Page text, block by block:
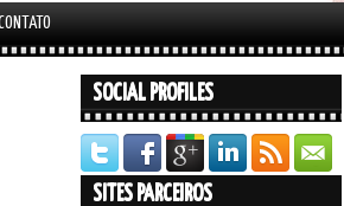
SOCIAL PROFILES
SITES PARCEIROS